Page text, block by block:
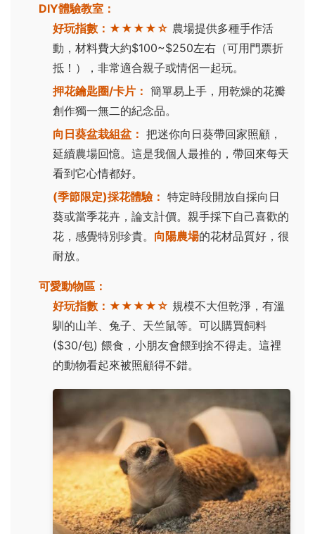
DIY體驗教室：
好玩指數： ★★★★☆ 農場提供多種手作活
動，材料費大約$100~$250左右（可用門票折
抵！），非常適合親子或情侶一起玩。
押花鑰匙圈/卡片： 簡單易上手，用乾燥的花瓣
創作獨一無二的紀念品。
向日葵盆栽組盆： 把迷你向日葵帶回家照顧，
延續農場回憶。這是我個人最推的，帶回來每天
看到它心情都好。
(季節限定)採花體驗： 特定時段開放自採向日
葵或當季花卉，論支計價。親手採下自己喜歡的
花，感覺特別珍貴。 向陽農場的花材品質好，很
耐放。
可愛動物區：
好玩指數： ★★★★☆ 規模不大但乾淨，有溫
馴的山羊、兔子、天竺鼠等。可以購買飼料
($30/包) 餵食，小朋友會餵到捨不得走。這裡
的動物看起來被照顧得不錯。